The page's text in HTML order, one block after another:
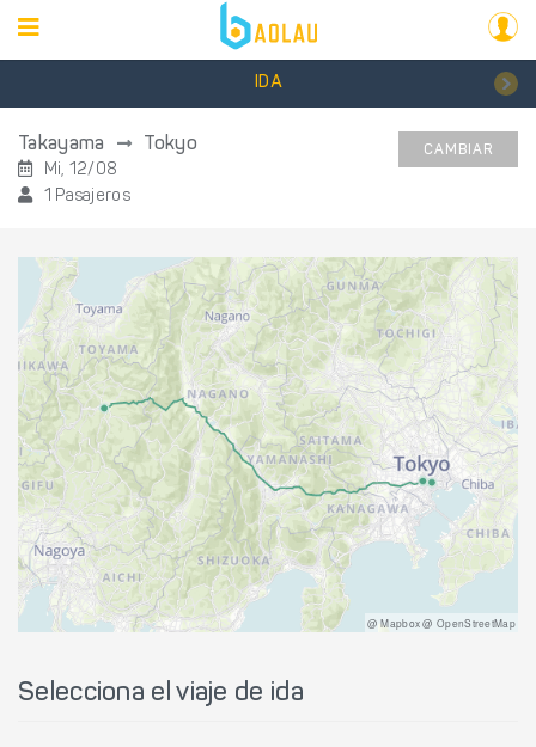
IDA
Takayama Tokyo
Mi, 12/08
1 Pasajeros
CAMBIAR
@ Mapbox @ OpenStreetMap
Selecciona el viaje de ida